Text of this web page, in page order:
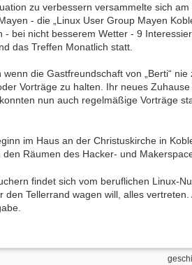
zu verbessern versammelte sich
- die „Linux User Group Mayen
bei nicht besserem Wetter - 9
das Treffen Monatlich statt.
die Gastfreundschaft von „Berti“
Vorträge zu halten. Ihr neues
nun auch regelmäßige Vorträge
im Haus an der Christuskirche in
Räumen des Hacker- und
findet sich vom beruflichen Linux-
Tellerrand wagen will, alles